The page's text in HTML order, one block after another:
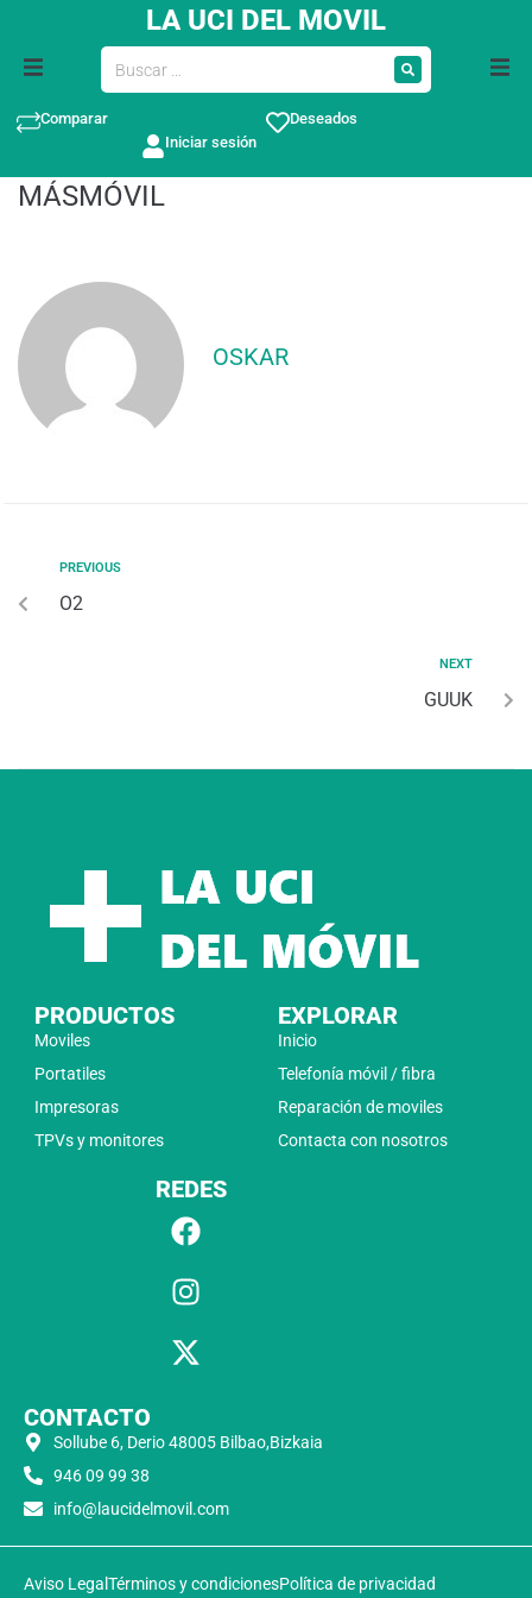
LA UCI DEL MOVIL
Comparar
Deseados
Iniciar sesión
MÁSMÓVIL
OSKAR
PREVIOUS
O2
NEXT
GUUK
PRODUCTOS
Moviles
Portatiles
Impresoras
TPVs y monitores
EXPLORAR
Inicio
Telefonía móvil / fibra
Reparación de moviles
Contacta con nosotros
REDES
CONTACTO
Sollube 6, Derio 48005 Bilbao,Bizkaia
946 09 99 38
info@laucidelmovil.com
Aviso Legal Términos y condicionesPolítica de privacidad